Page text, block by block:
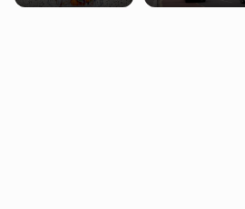
supermarketów
najlepszych